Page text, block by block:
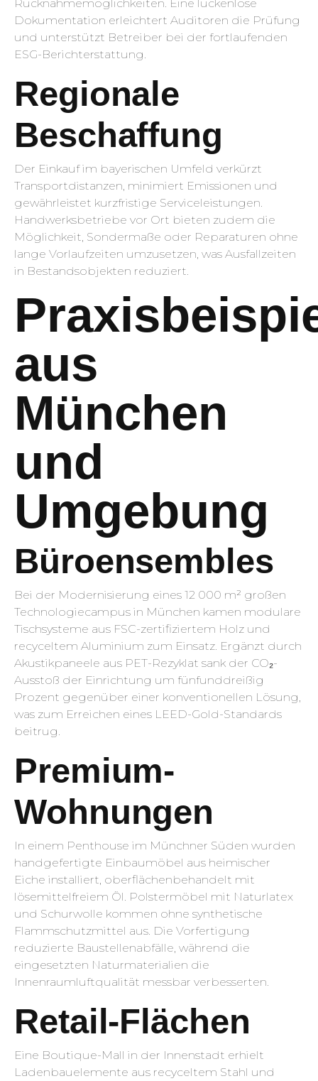
Rücknahmemöglichkeiten. Eine lückenlose
Dokumentation erleichtert Auditoren die Prüfung
und unterstützt Betreiber bei der fortlaufenden
ESG-Berichterstattung.
Regionale
Beschaffung
Der Einkauf im bayerischen Umfeld verkürzt
Transportdistanzen, minimiert Emissionen und
gewährleistet kurzfristige Serviceleistungen.
Handwerksbetriebe vor Ort bieten zudem die
Möglichkeit, Sondermaße oder Reparaturen ohne
lange Vorlaufzeiten umzusetzen, was Ausfallzeiten
in Bestandsobjekten reduziert.
aus
München
und
Umgebung
Büroensembles
Bei der Modernisierung eines 12 000 m² großen
Technologiecampus in München kamen modulare
Tischsysteme aus FSC-zertifiziertem Holz und
recyceltem Aluminium zum Einsatz. Ergänzt durch
Akustikpaneele aus PET-Rezyklat sank der CO₂-
Ausstoß der Einrichtung um fünfunddreißig
Prozent gegenüber einer konventionellen Lösung,
was zum Erreichen eines LEED-Gold-Standards
beitrug.
Premium-
Wohnungen
In einem Penthouse im Münchner Süden wurden
handgefertigte Einbaumöbel aus heimischer
Eiche installiert, oberflächenbehandelt mit
lösemittelfreiem Öl. Polstermöbel mit Naturlatex
und Schurwolle kommen ohne synthetische
Flammschutzmittel aus. Die Vorfertigung
reduzierte Baustellenabfälle, während die
eingesetzten Naturmaterialien die
Innenraumluftqualität messbar verbesserten.
Retail-Flächen
Eine Boutique-Mall in der Innenstadt erhielt
Ladenbauelemente aus recyceltem Stahl und